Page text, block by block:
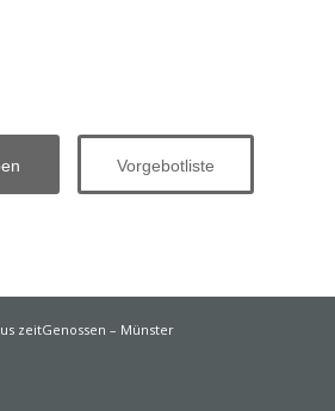
Vorgebotliste
zeitGenossen – Münster